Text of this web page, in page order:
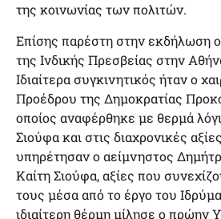
της κοινωνίας των πολιτών.
Επίσης παρέστη στην εκδήλωση
της Ινδικής Πρεσβείας στην
Ιδιαίτερα συγκινητικός ήταν ο
Προέδρου της Δημοκρατίας
οποίος αναφέρθηκε με θερμά
Σιούφα και στις διαχρονικές
υπηρέτησαν ο αείμνηστος
Καίτη Σιούφα, αξίες που
τους μέσα από το έργο του
ιδιαίτερη θέρμη μίλησε ο